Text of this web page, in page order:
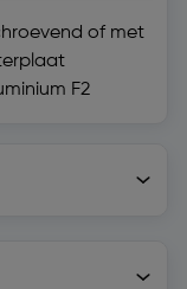
of met
F2